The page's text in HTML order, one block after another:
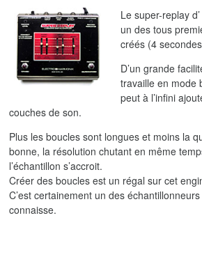
Le super-replay
un des tous
créés (4
D’un grande
travaille en mode
peut à l’infini
couches de son.
Plus les boucles sont longues et moins la
bonne, la résolution chutant en même
l’échantillon s’accroit.
Créer des boucles est un régal sur cet
C’est certainement un des
connaisse.